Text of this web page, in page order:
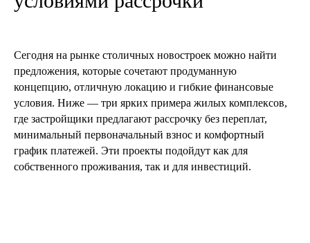
Сегодня на рынке столичных новостроек можно найти
предложения, которые сочетают продуманную
концепцию, отличную локацию и гибкие финансовые
условия. Ниже — три ярких примера жилых комплексов,
где застройщики предлагают рассрочку без переплат,
минимальный первоначальный взнос и комфортный
график платежей. Эти проекты подойдут как для
собственного проживания, так и для инвестиций.